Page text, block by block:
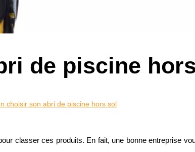
de piscine
choisir son abri de piscine hors sol
classer ces produits. En fait, une bonne entreprise